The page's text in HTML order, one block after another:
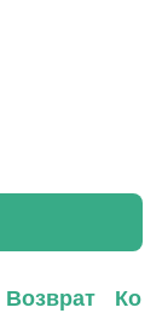
Возврат